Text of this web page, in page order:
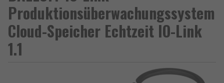
Produktionsüberwachungssystem
Cloud-Speicher Echtzeit IO-Link
1.1